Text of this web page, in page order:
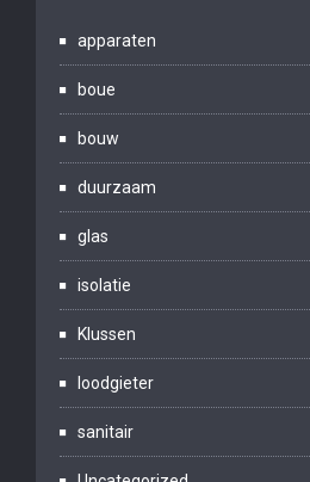
apparaten
boue
bouw
duurzaam
glas
isolatie
Klussen
loodgieter
sanitair